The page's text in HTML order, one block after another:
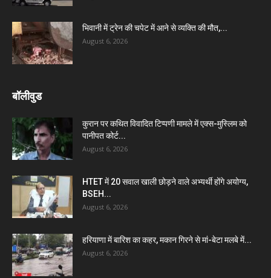
भिवानी में ट्रेन की चपेट में आने से व्यक्ति की मौत,...
August 6, 2026
बॉलीवुड
कुरान पर कथित विवादित टिप्पणी मामले में एक्स-मुस्लिम को
पानीपत कोर्ट...
August 6, 2026
HTET में 20 सवाल खाली छोड़ने वाले अभ्यर्थी होंगे अयोग्य,
BSEH...
August 6, 2026
हरियाणा में बारिश का कहर, मकान गिरने से मां-बेटा मलबे में...
August 6, 2026